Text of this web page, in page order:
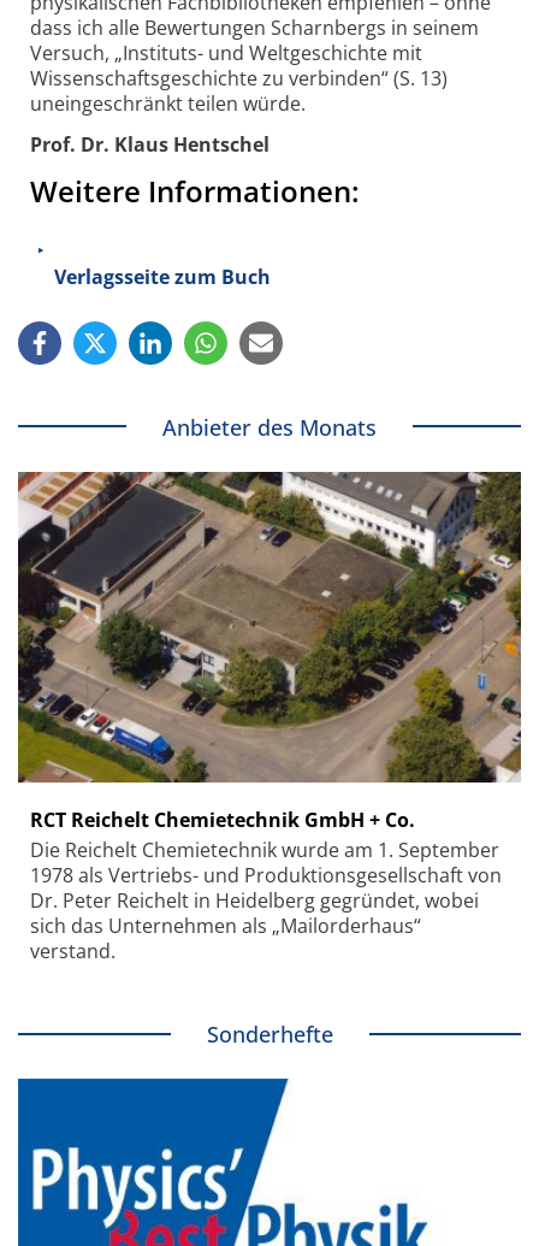
dass ich alle Bewertungen Scharnbergs in seinem
Versuch, „Instituts- und Weltgeschichte mit
Wissenschafts­geschichte zu verbinden“ (S. 13)
unein­geschränkt teilen würde.
Prof. Dr. Klaus Hentschel
Weitere Informationen:
Verlagsseite zum Buch
Anbieter des Monats
RCT Reichelt Chemietechnik GmbH + Co.
Die Reichelt Chemietechnik wurde am 1. September
1978 als Vertriebs- und Produktionsgesellschaft von
Dr. Peter Reichelt in Heidelberg gegründet, wobei
sich das Unternehmen als „Mailorderhaus“
verstand.
Sonderhefte